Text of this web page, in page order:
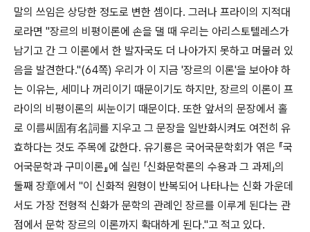
말의 쓰임은 상당한 정도로 변한 셈이다. 그러나 프라이의 지적대
로라면 "장르의 비평이론에 손을 댈 때 우리는 아리스토텔레스가
남기고 간 그 이론에서 한 발자국도 더 나아가지 못하고 머물러 있
음을 발견한다."(64쪽) 우리가 이 지금 '장르의 이론'을 보아야 하
는 이유는, 세미나 꺼리이기 때문이기도 하지만, 장르의 이론이 프
라이의 비평이론의 씨눈이기 때문이다. 또한 앞서의 문장에서 홀
로 이름씨固有名詞를 지우고 그 문장을 일반화시켜도 여전히 유
효하다는 것도 주목에 값한다. 유기룡은 국어국문학회가 엮은 『국
어국문학과 구미이론』에 실린 「신화문학론의 수용과 그 과제」의
둘째 장章에서 "이 신화적 원형이 반복되어 나타나는 신화 가운데
서도 가장 전형적 신화가 문학의 관례인 장르를 이루게 된다는 관
점에서 문학 장르의 이론까지 확대하게 된다."고 적고 있다.